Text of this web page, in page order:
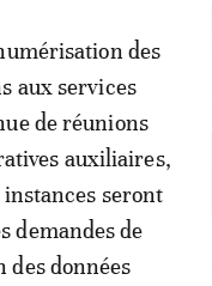
des
aux services
de réunions
auxiliaires,
instances seront
demandes de
données